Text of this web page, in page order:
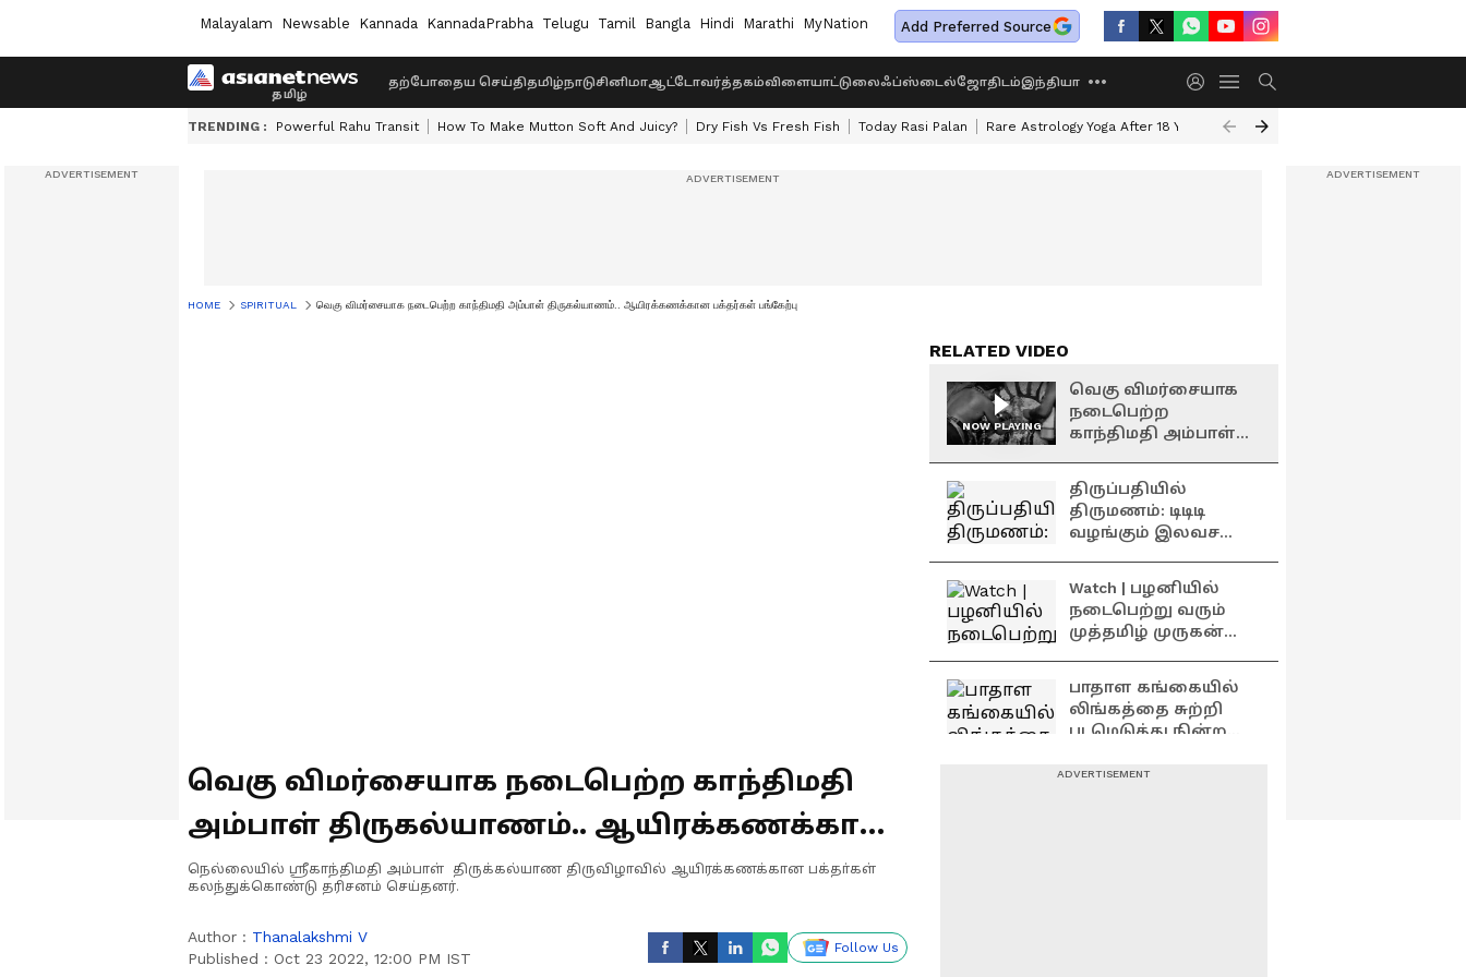
Malayalam Newsable Kannada KannadaPrabha Telugu Tamil Bangla Hindi Marathi MyNation Add Preferred Source
தற்போதைய செய்திதமிழ்நாடுசினிமாஆட்டோவர்த்தகம்விளையாட்டுலைஃப்ஸ்டைல்ஜோதிடம்இந்தியா
TRENDING : Powerful Rahu Transit How To Make Mutton Soft And Juicy? Dry Fish Vs Fresh Fish Today Rasi Palan Rare Astrology Yoga After 18 Years Dwi Pushkar Yoga 2026
HOME SPIRITUAL வெகு விமர்சையாக நடைபெற்ற காந்திமதி அம்பாள் திருகல்யாணம்.. ஆயிரக்கணக்கான பக்தர்கள் பங்கேற்பு
வெகு விமர்சையாக நடைபெற்ற காந்திமதி
அம்பாள் திருகல்யாணம்.. ஆயிரக்கணக்கான
பக்தர்கள் பங்கேற்பு
நெல்லையில் ஸ்ரீகாந்திமதி அம்பாள் திருக்கல்யாண திருவிழாவில் ஆயிரக்கணக்கான பக்தா்கள்
கலந்துக்கொண்டு தரிசனம் செய்தனர்.
Author : Thanalakshmi V
Published : Oct 23 2022, 12:00 PM IST
Follow Us
RELATED VIDEO
NOW PLAYING
வெகு விமர்சையாக
நடைபெற்ற
காந்திமதி அம்பாள்
பக்தர்கள் பங்கேற்பு
திருப்பதியில்
திருமணம்: டிடிடி
வழங்கும் இலவச
Watch | பழனியில்
நடைபெற்று வரும்
முத்தமிழ் முருகன்
பாதாள கங்கையில்
லிங்கத்தை சுற்றி
படமெடுத்து நின்ற
பரவசத்துடன் பார்த்த